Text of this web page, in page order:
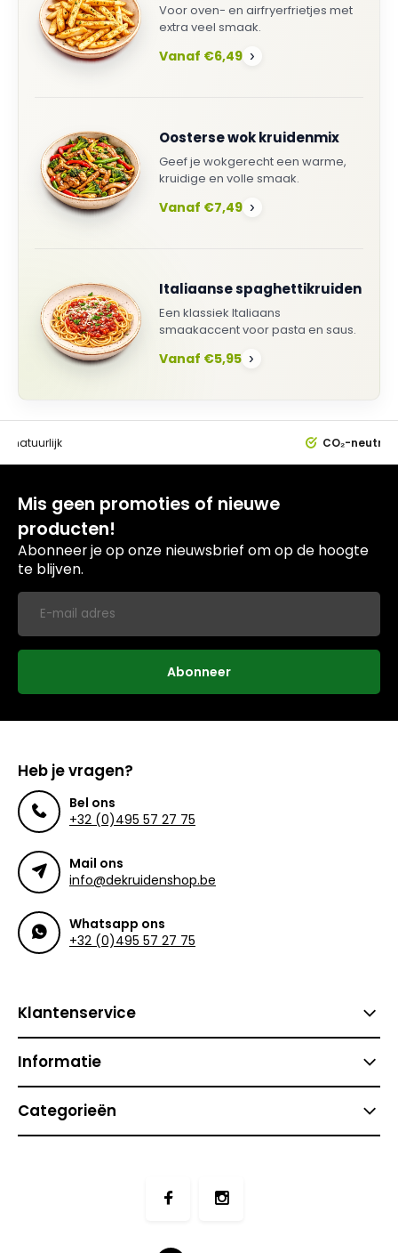
Voor oven- en airfryerfrietjes met
extra veel smaak.
Vanaf €6,49 ›
Oosterse wok kruidenmix
Geef je wokgerecht een warme,
kruidige en volle smaak.
Vanaf €7,49 ›
Italiaanse spaghettikruiden
Een klassiek Italiaans
smaakaccent voor pasta en saus.
Vanaf €5,95 ›
natuurlijk CO₂-
Mis geen promoties of nieuwe
producten!
Abonneer je op onze nieuwsbrief om op de hoogte
te blijven.
Abonneer
Heb je vragen?
Bel ons
+32 (0)495 57 27 75
Mail ons
info@dekruidenshop.be
Whatsapp ons
+32 (0)495 57 27 75
Klantenservice
Informatie
Categorieën